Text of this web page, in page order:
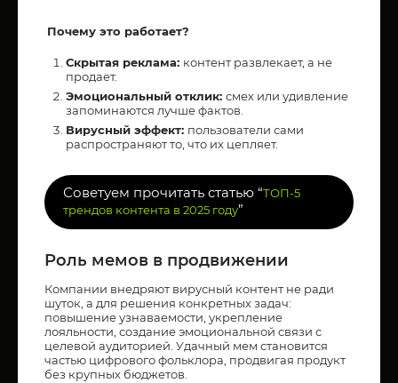
Почему это работает?
Скрытая реклама: контент развлекает, а не
продает.
Эмоциональный отклик: смех или удивление
запоминаются лучше фактов.
Вирусный эффект: пользователи сами
распространяют то, что их цепляет.
Советуем прочитать статью “ТОП-5
трендов контента в 2025 году”
Роль мемов в продвижении
Компании внедряют вирусный контент не ради
шуток, а для решения конкретных задач:
повышение узнаваемости, укрепление
лояльности, создание эмоциональной связи с
целевой аудиторией. Удачный мем становится
частью цифрового фольклора, продвигая продукт
без крупных бюджетов.